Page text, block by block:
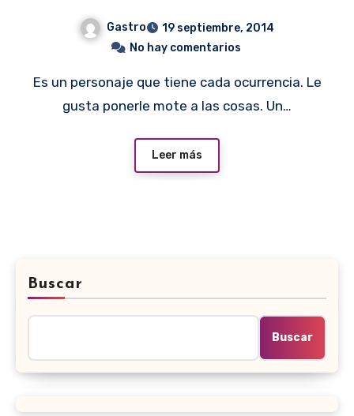
Gastro
19 septiembre, 2014
No hay comentarios
Es un personaje que tiene cada ocurrencia. Le
gusta ponerle mote a las cosas. Un…
Leer más
Buscar
Buscar